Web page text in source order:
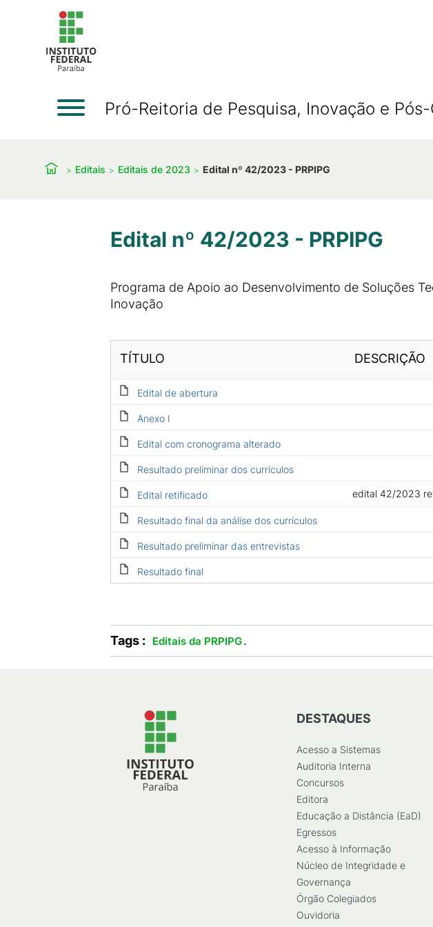
Pró-Reitoria de Pesquisa, Inovação e
Editais Editais de 2023 Edital nº 42/2023 - PRPIPG
Edital nº 42/2023 - PRPIPG
Programa de Apoio ao Desenvolvimento de Soluções
Inovação
TÍTULO DESCRIÇÃO
Edital de abertura
Anexo I
Edital com cronograma alterado
Resultado preliminar dos currículos
Edital retificado edital 42/2023
Resultado final da análise dos currículos
Resultado preliminar das entrevistas
Resultado final
Tags : Editais da PRPIPG.
DESTAQUES
Acesso a Sistemas
Auditoria Interna
Concursos
Editora
Educação a Distância (EaD)
Egressos
Acesso à Informação
Núcleo de Integridade e
Governança
Órgão Colegiados
Ouvidoria